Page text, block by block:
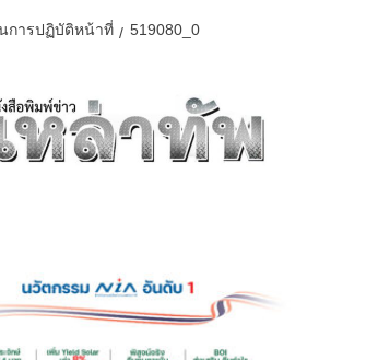
การปฏิบัติหน้าที่ 519080_0